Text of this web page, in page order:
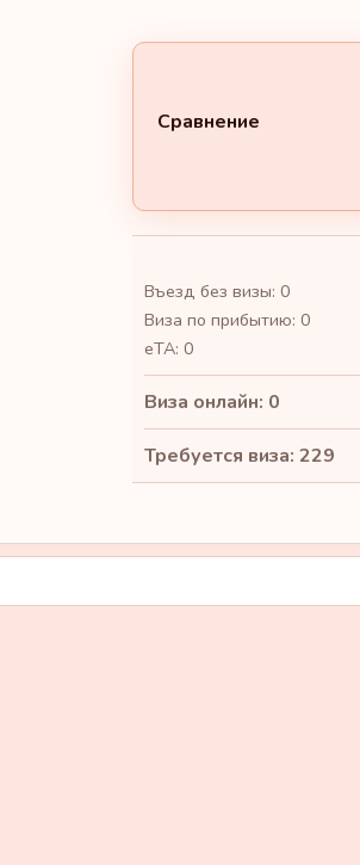
Сравнение
Въезд без визы: 0
Виза по прибытию: 0
eTA: 0
Виза онлайн: 0
Требуется виза: 229